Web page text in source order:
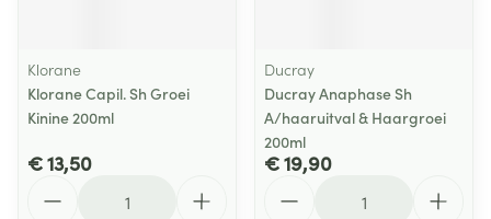
Klorane
Klorane Capil. Sh Groei
Kinine 200ml
€ 13,50
Ducray
Ducray Anaphase Sh
A/haaruitval & Haargroei
200ml
€ 19,90